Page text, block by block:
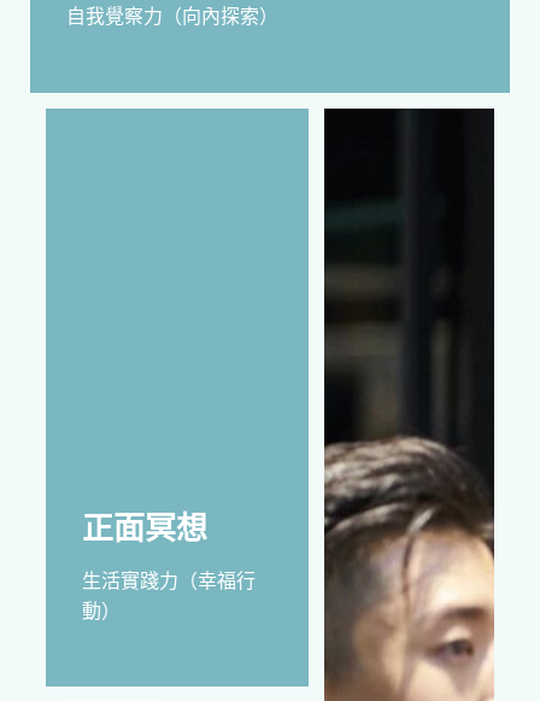
自我覺察力（向內探索）
（與
連
結）
正面冥想
生活實踐力（幸福行
動）